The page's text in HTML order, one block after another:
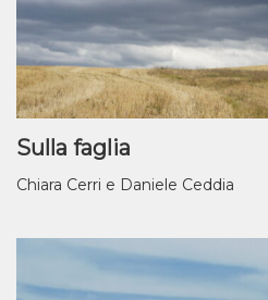
Sulla faglia
Chiara Cerri e Daniele Ceddia